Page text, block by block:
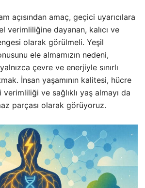
açısından amaç, geçici uyarıcılara
verimliliğine dayanan, kalıcı ve
olarak görülmeli. Yeşil
ele almamızın nedeni,
çevre ve enerjiyle sınırlı
İnsan yaşamının kalitesi, hücre
ve sağlıklı yaş almayı da
parçası olarak görüyoruz.